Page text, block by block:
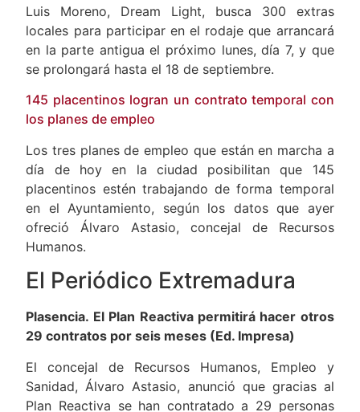
figura de San Francisco de Asís. La firma de José
Luis Moreno, Dream Light, busca 300 extras
locales para participar en el rodaje que arrancará
en la parte antigua el próximo lunes, día 7, y que
145 placentinos logran un contrato temporal con
Los tres planes de empleo que están en marcha a
día de hoy en la ciudad posibilitan que 145
placentinos estén trabajando de forma temporal
en el Ayuntamiento, según los datos que ayer
ofreció Álvaro Astasio, concejal de Recursos
El Periódico Extremadura
Plasencia. El Plan Reactiva permitirá hacer otros
El concejal de Recursos Humanos, Empleo y
Sanidad, Álvaro Astasio, anunció que gracias al